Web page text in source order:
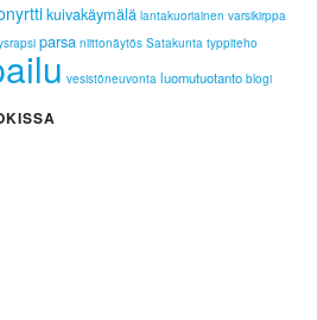
kuivakäymälä lantakuoriainen varsikirppa
parsa niittonäytös Satakunta typpiteho
vesistöneuvonta luomutuotanto blogi